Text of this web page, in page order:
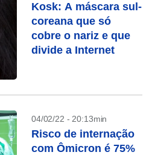
Kosk: A máscara sul-
coreana que só
cobre o nariz e que
divide a Internet
04/02/22 - 20:13min
Risco de internação
com Ômicron é 75%